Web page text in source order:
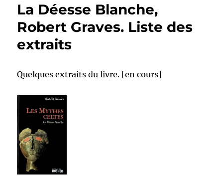
La Déesse Blanche,
Robert Graves. Liste des
extraits
Quelques extraits du livre. [en cours]